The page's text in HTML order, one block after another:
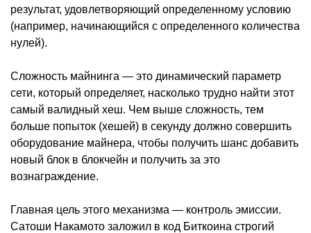
результат, удовлетворяющий определенному условию
(например, начинающийся с определенного количества
нулей).
Сложность майнинга — это динамический параметр
сети, который определяет, насколько трудно найти этот
самый валидный хеш. Чем выше сложность, тем
больше попыток (хешей) в секунду должно совершить
оборудование майнера, чтобы получить шанс добавить
новый блок в блокчейн и получить за это
вознаграждение.
Главная цель этого механизма — контроль эмиссии.
Сатоши Накамото заложил в код Биткоина строгий